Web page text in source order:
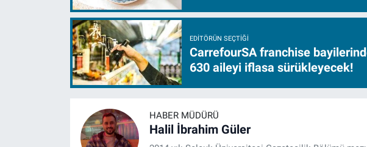
EDITÖRÜN SEÇTIĞI
CarrefourSA franchise
630 aileyi iflasa sürükleyecek!
HABER MÜDÜRÜ
Halil İbrahim Güler